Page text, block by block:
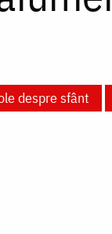
despre sfânt